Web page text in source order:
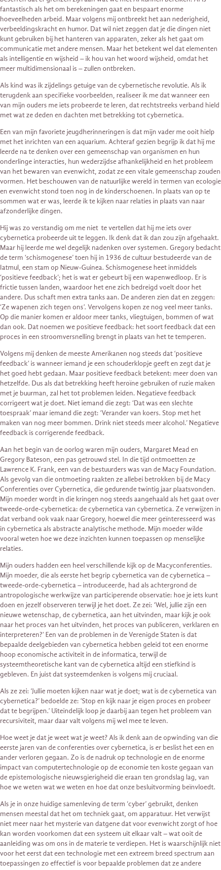
fantastisch als het om berekeningen gaat en bespaart enorme
hoeveelheden arbeid. Maar volgens mij ontbreekt het aan nederigheid,
verbeeldingskracht en humor. Dat wil niet zeggen dat je die dingen niet
kunt gebruiken bij het hanteren van apparaten, zeker als het gaat om
communicatie met andere mensen. Maar het betekent wel dat elementen
als intelligentie en wijsheid – ik hou van het woord wijsheid, omdat het
meer multidimensionaal is – zullen ontbreken.
Als kind was ik zijdelings getuige van de cybernetische revolutie. Als ik
terugdenk aan specifieke voorbeelden, realiseer ik me dat wanneer een
van mijn ouders me iets probeerde te leren, dat rechtstreeks verband hield
met wat ze deden en dachten met betrekking tot cybernetica.
Een van mijn favoriete jeugdherinneringen is dat mijn vader me ooit hielp
met het inrichten van een aquarium. Achteraf gezien begrijp ik dat hij me
leerde na te denken over een gemeenschap van organismen en hun
onderlinge interacties, hun wederzijdse afhankelijkheid en het probleem
van het bewaren van evenwicht, zodat ze een vitale gemeenschap zouden
vormen. Het beschouwen van de natuurlijke wereld in termen van ecologie
en evenwicht stond toen nog in de kinderschoenen. In plaats van op te
sommen wat er was, leerde ik te kijken naar relaties in plaats van naar
afzonderlijke dingen.
Hij was zo verstandig om me niet te vertellen dat hij me iets over
cybernetica probeerde uit te leggen. Ik denk dat ik dan zou zijn afgehaakt.
Maar hij leerde me wel degelijk nadenken over systemen. Gregory bedacht
de term ‘schismogenese’ toen hij in 1936 de cultuur bestudeerde van de
Iatmul, een stam op Nieuw-Guinea. Schismogenese heet inmiddels
‘positieve feedback’; het is wat er gebeurt bij een wapenwedloop. Er is
frictie tussen landen, waardoor het ene zich bedreigd voelt door het
andere. Dus schaft men extra tanks aan. De anderen zien dat en zeggen:
‘Ze wapenen zich tegen ons’. Vervolgens kopen ze nog veel meer tanks.
Op die manier komen er aldoor meer tanks, vliegtuigen, bommen of wat
dan ook. Dat noemen we positieve feedback: het soort feedback dat een
proces in een stroomversnelling brengt in plaats van het te temperen.
Volgens mij denken de meeste Amerikanen nog steeds dat ‘positieve
feedback’ is wanneer iemand je een schouderklopje geeft en zegt dat je
het goed hebt gedaan. Maar positieve feedback betekent: meer doen van
hetzelfde. Dus als dat betrekking heeft heroïne gebruiken of ruzie maken
met je buurman, zal het tot problemen leiden. Negatieve feedback
corrigeert wat je doet. Niet iemand die zegt: ‘Dat was een slechte
toespraak’ maar iemand die zegt: ‘Verander van koers. Stop met het
maken van nog meer bommen. Drink niet steeds meer alcohol.’ Negatieve
feedback is corrigerende feedback.
Aan het begin van de oorlog waren mijn ouders, Margaret Mead en
Gregory Bateson, een pas getrouwd stel. In die tijd ontmoetten ze
Lawrence K. Frank, een van de bestuurders was van de Macy Foundation.
Als gevolg van die ontmoeting raakten ze allebei betrokken bij de Macy
Conferenties over Cybernetica, die gedurende twintig jaar plaatsvonden.
Mijn moeder wordt in die kringen nog steeds aangehaald als het gaat over
tweede-orde-cybernetica: de cybernetica van cybernetica. Ze verwijzen in
dat verband ook vaak naar Gregory, hoewel die meer geïnteresseerd was
in cybernetica als abstracte analytische methode. Mijn moeder wilde
vooral weten hoe we deze inzichten kunnen toepassen op menselijke
relaties.
Mijn ouders hadden een heel verschillende kijk op de Macyconferenties.
Mijn moeder, die als eerste het begrip cybernetica van de cybernetica –
tweede-orde-cybernetica – introduceerde, had als achtergrond de
antropologische werkwijze van participerende observatie: hoe je iets kunt
doen en jezelf observeren terwijl je het doet. Ze zei: ‘Wel, jullie zijn een
nieuwe wetenschap, de cybernetica, aan het uitvinden, maar kijk je ook
naar het proces van het uitvinden, het proces van publiceren, verklaren en
interpreteren?’ Een van de problemen in de Verenigde Staten is dat
bepaalde deelgebieden van cybernetica hebben geleid tot een enorme
hoop economische activiteit in de informatica, terwijl de
systeemtheoretische kant van de cybernetica altijd een stiefkind is
gebleven. En juist dat systeemdenken is volgens mij cruciaal.
Als ze zei: ‘Jullie moeten kijken naar wat je doet; wat is de cybernetica van
cybernetica?’ bedoelde ze: ‘Stop en kijk naar je eigen proces en probeer
dat te begrijpen.’ Uiteindelijk loop je daarbij aan tegen het probleem van
recursiviteit, maar daar valt volgens mij wel mee te leven.
Hoe weet je dat je weet wat je weet? Als ik denk aan de opwinding van die
eerste jaren van de conferenties over cybernetica, is er beslist het een en
ander verloren gegaan. Zo is de nadruk op technologie en de enorme
impact van computertechnologie op de economie ten koste gegaan van
de epistemologische nieuwsgierigheid die eraan ten grondslag lag, van
hoe we weten wat we weten en hoe dat onze besluitvorming beïnvloedt.
Als je in onze huidige samenleving de term ‘cyber’ gebruikt, denken
mensen meestal dat het om techniek gaat, om apparatuur. Het verwijst
niet meer naar het mysterie van datgene dat voor evenwicht zorgt of hoe
kan worden voorkomen dat een systeem uit elkaar valt – wat ooit de
aanleiding was om ons in de materie te verdiepen. Het is waarschijnlijk niet
voor het eerst dat een technologie met een extreem breed spectrum aan
toepassingen zo effectief is voor bepaalde problemen dat ze andere